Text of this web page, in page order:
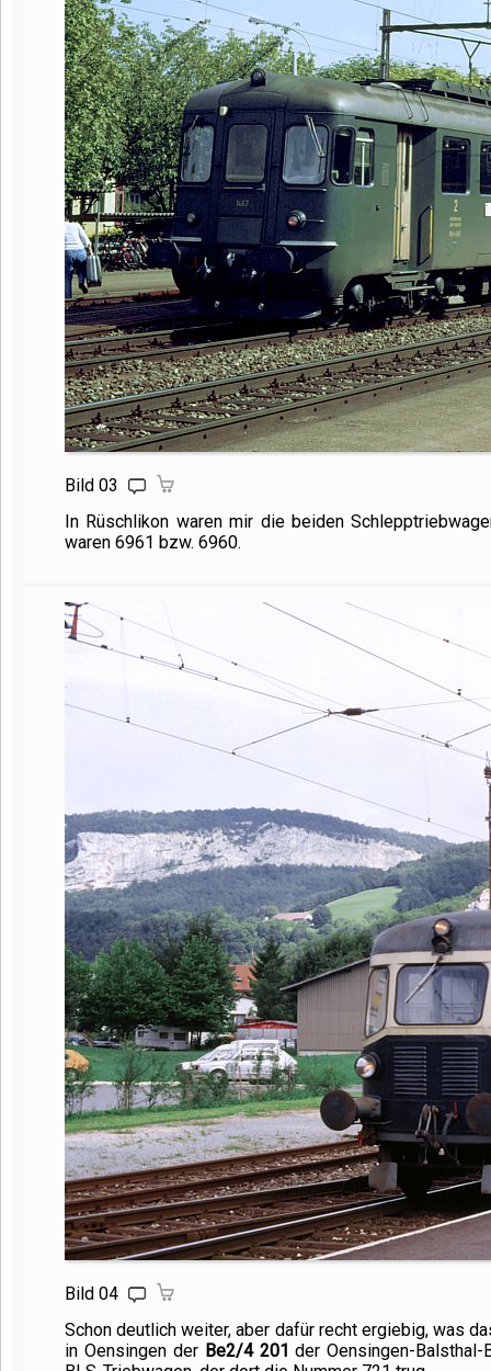
Bild 03
In Rüschlikon waren mir die beiden
waren 6961 bzw. 6960.
Bild 04
Schon deutlich weiter, aber dafür recht ergiebig, was
in Oensingen der Be2/4 201 der Oensingen-